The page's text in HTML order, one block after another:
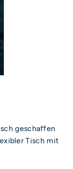
geschaffen
Tisch mit